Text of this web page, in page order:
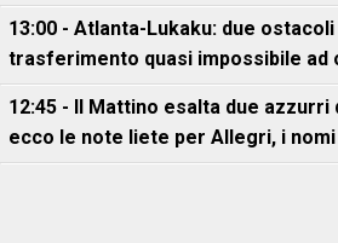
13:00 - Atlanta-Lukaku: due
trasferimento quasi impossibile ad
12:45 - Il Mattino esalta due azzurri
ecco le note liete per Allegri, i nomi